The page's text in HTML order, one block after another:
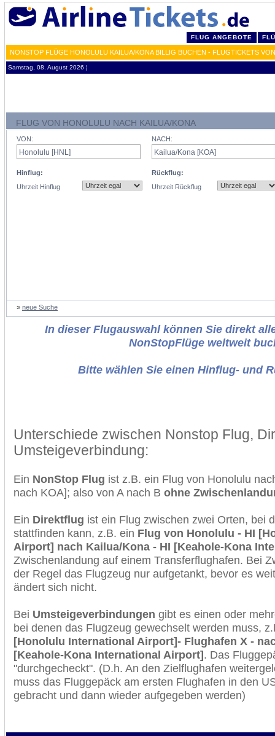
FLUG ANGEBOTE
NONSTOP FLÜGE HONOLULU KAILUA/KONA BILLIG BUCHEN - FLUGTICKETS
Samstag, 08. August 2026 ¦
FLUG VON HONOLULU NACH KAILUA/KONA
VON:
Hinflug:
Uhrzeit Hinflug
NACH:
Rückflug:
Uhrzeit Rückflug
» neue Suche
In dieser Flugauswahl können Sie direkt
NonStopFlüge weltweit
Bitte wählen Sie einen Hinflug- und
Unterschiede zwischen Nonstop Flug,
Umsteigeverbindung:
Ein NonStop Flug ist z.B. ein Flug von Honolulu
nach KOA]; also von A nach B ohne
Ein Direktflug ist ein Flug zwischen zwei Orten, bei
stattfinden kann, z.B. ein Flug von Honolulu - HI
Airport] nach Kailua/Kona - HI [Keahole-Kona
Zwischenlandung auf einem Transferflughafen. Bei
der Regel das Flugzeug nur aufgetankt, bevor es
ändert sich nicht.
Bei Umsteigeverbindungen gibt es einen oder
bei denen das Flugzeug gewechselt werden muss,
[Honolulu International Airport]- Flughafen X -
[Keahole-Kona International Airport]. Das
"durchgecheckt". (D.h. An den Zielflughafen
muss das Fluggepäck am ersten Flughafen in den
gebracht und dann wieder aufgegeben werden)